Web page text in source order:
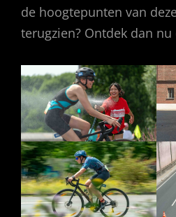
de hoogtepunten van
terugzien? Ontdek dan nu